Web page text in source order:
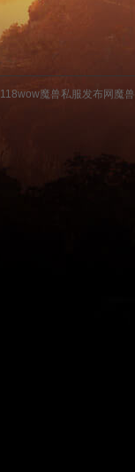
118wow魔兽私服发布网魔